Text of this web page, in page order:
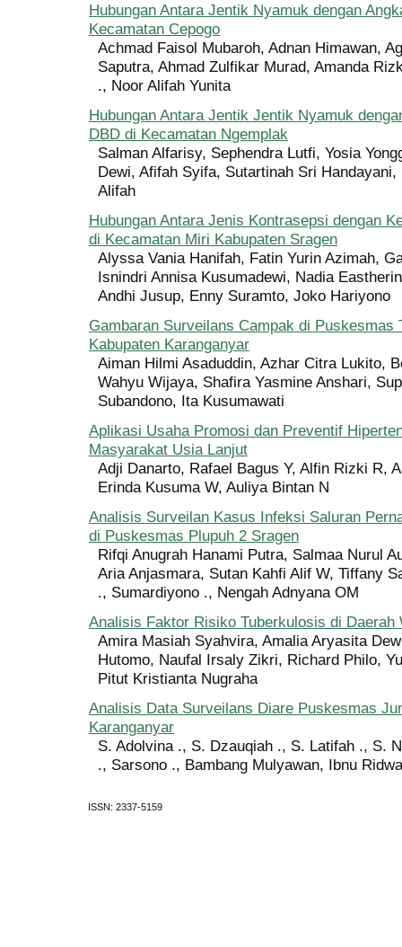
Hubungan Antara Jentik Nyamuk dengan
Kecamatan Cepogo
Achmad Faisol Mubaroh, Adnan Himawan,
Saputra, Ahmad Zulfikar Murad, Amanda
., Noor Alifah Yunita
Hubungan Antara Jentik Jentik Nyamuk
DBD di Kecamatan Ngemplak
Salman Alfarisy, Sephendra Lutfi, Yosia
Dewi, Afifah Syifa, Sutartinah Sri
Alifah
Hubungan Antara Jenis Kontrasepsi dengan
di Kecamatan Miri Kabupaten Sragen
Alyssa Vania Hanifah, Fatin Yurin Azimah,
Isnindri Annisa Kusumadewi, Nadia
Andhi Jusup, Enny Suramto, Joko Hariyono
Gambaran Surveilans Campak di Puskesmas
Kabupaten Karanganyar
Aiman Hilmi Asaduddin, Azhar Citra Lukito,
Wahyu Wijaya, Shafira Yasmine Anshari,
Subandono, Ita Kusumawati
Aplikasi Usaha Promosi dan Preventif
Masyarakat Usia Lanjut
Adji Danarto, Rafael Bagus Y, Alfin Rizki R,
Erinda Kusuma W, Auliya Bintan N
Analisis Surveilan Kasus Infeksi Saluran
di Puskesmas Plupuh 2 Sragen
Rifqi Anugrah Hanami Putra, Salmaa Nurul
Aria Anjasmara, Sutan Kahfi Alif W, Tiffany
., Sumardiyono ., Nengah Adnyana OM
Analisis Faktor Risiko Tuberkulosis di Daerah
Amira Masiah Syahvira, Amalia Aryasita
Hutomo, Naufal Irsaly Zikri, Richard Philo,
Pitut Kristianta Nugraha
Analisis Data Surveilans Diare Puskesmas
Karanganyar
S. Adolvina ., S. Dzauqiah ., S. Latifah ., S.
., Sarsono ., Bambang Mulyawan, Ibnu
ISSN: 2337-5159